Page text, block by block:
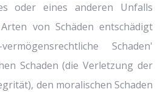
oder eines anderen Unfalls
von Schäden entschädigt
Schaden'
Schaden (die Verletzung der
den moralischen Schaden